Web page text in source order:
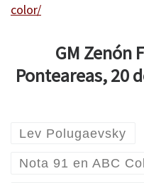
color/
GM Zenón
Ponteareas, 20
Lev Polugaevsky
Nota 91 en ABC